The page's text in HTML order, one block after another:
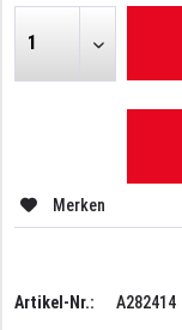
Merken
Artikel-Nr.: A282414